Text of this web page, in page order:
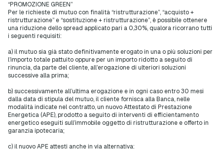
“PROMOZIONE GREEN”
Per le richieste di mutuo con finalità “ristrutturazione”, “acquisto +
ristrutturazione” e “sostituzione + ristrutturazione”, è possibile ottenere
una riduzione dello spread applicato pari a 0,30%, qualora ricorrano tutti
i seguenti requisiti:
a) il mutuo sia già stato definitivamente erogato in una o più soluzioni per
l’importo totale pattuito oppure per un importo ridotto a seguito di
rinuncia, da parte del cliente, all’erogazione di ulteriori soluzioni
successive alla prima;
b) successivamente all’ultima erogazione e in ogni caso entro 30 mesi
dalla data di stipula del mutuo, il cliente fornisca alla Banca, nelle
modalità indicate nel contratto, un nuovo Attestato di Prestazione
Energetica (APE), prodotto a seguito di interventi di efficientamento
energetico eseguiti sull’immobile oggetto di ristrutturazione e offerto in
garanzia ipotecaria;
c) il nuovo APE attesti anche in via alternativa: